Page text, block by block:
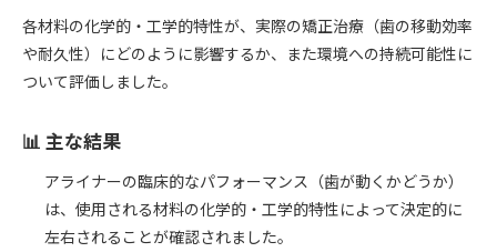
各材料の化学的・工学的特性が、実際の矯正治療（歯の移動効率
や耐久性）にどのように影響するか、また環境への持続可能性に
ついて評価しました。
📊 主な結果
アライナーの臨床的なパフォーマンス（歯が動くかどうか）
は、使用される材料の化学的・工学的特性によって決定的に
左右されることが確認されました。